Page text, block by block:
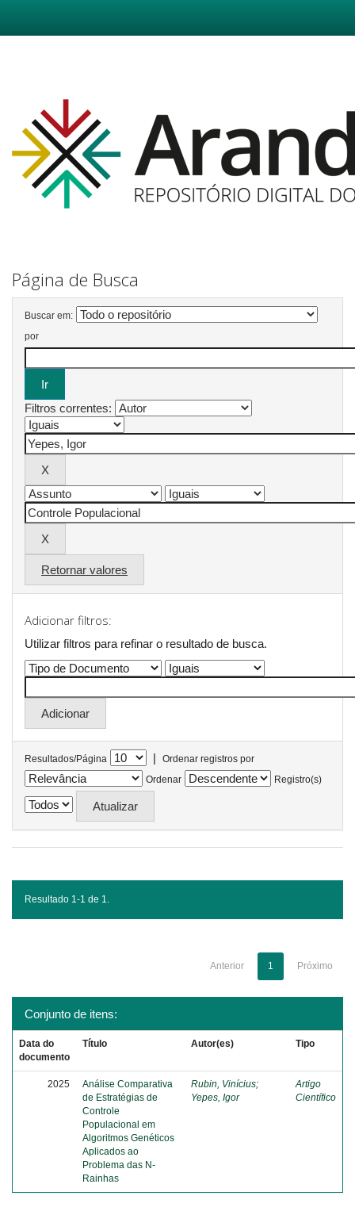
Página de Busca
Buscar em:
por
Filtros correntes:
Retornar valores
Adicionar filtros:
Utilizar filtros para refinar o resultado de busca.
Resultados/Página |
Ordenar registros por
Ordenar
Registro(s)
Resultado 1-1 de 1.
Anterior 1 Próximo
Conjunto de itens:
Data do
documento
Título Autor(es) Tipo
2025
Análise Comparativa
de Estratégias de
Controle
Populacional em
Algoritmos Genéticos
Aplicados ao
Problema das N-
Rainhas
Rubin, Vinícius;
Yepes, Igor
Artigo
Científico